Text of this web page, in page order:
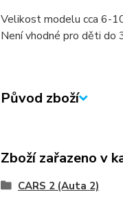
Velikost modelu cca 6-
Není vhodné pro děti do
Původ zboží
Zboží zařazeno v
CARS 2 (Auta 2)